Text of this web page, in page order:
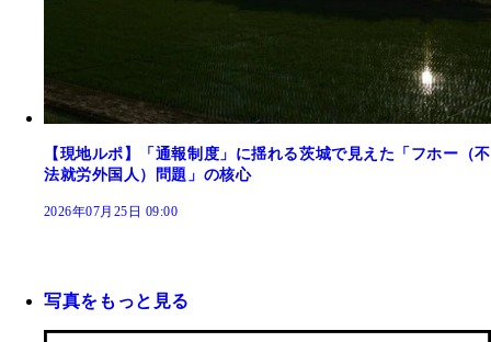
【現地ルポ】「通報制度」に揺れる茨城で見えた「フホー（不
法就労外国人）問題」の核心
2026年07月25日 09:00
写真をもっと見る